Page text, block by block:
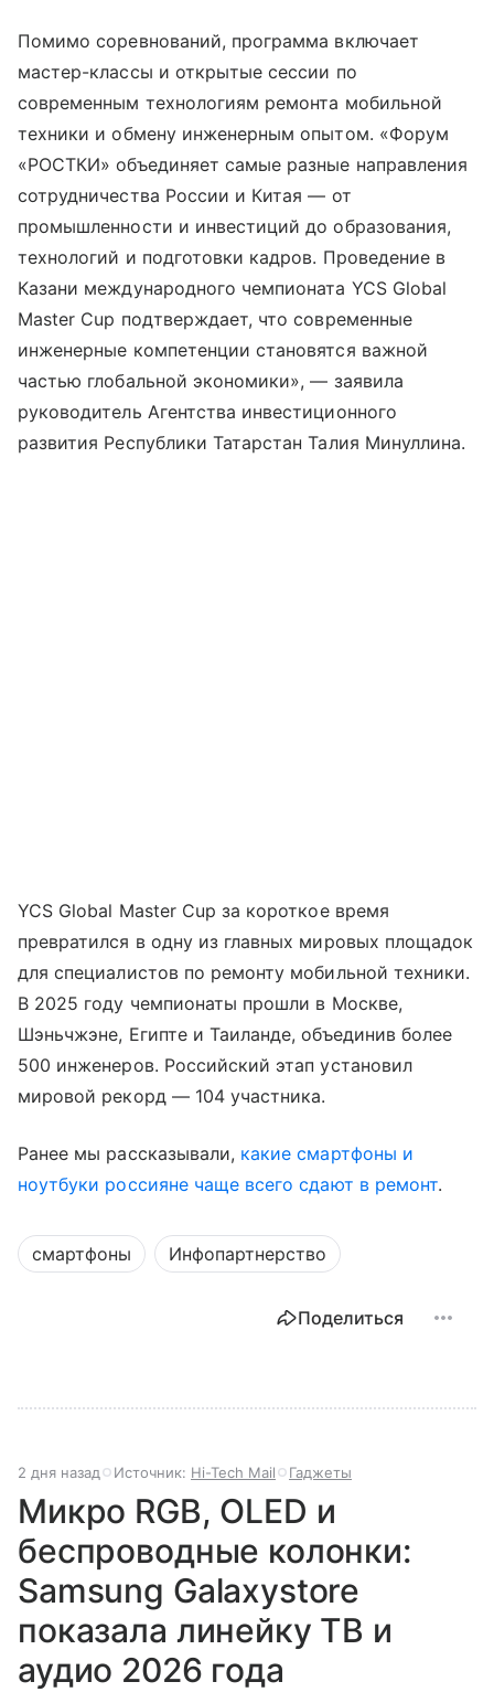
Помимо соревнований, программа включает
мастер-классы и открытые сессии по
современным технологиям ремонта мобильной
техники и обмену инженерным опытом. «Форум
«РОСТКИ» объединяет самые разные направления
сотрудничества России и Китая — от
промышленности и инвестиций до образования,
технологий и подготовки кадров. Проведение в
Казани международного чемпионата YCS Global
Master Cup подтверждает, что современные
инженерные компетенции становятся важной
частью глобальной экономики», — заявила
руководитель Агентства инвестиционного
развития Республики Татарстан Талия Минуллина.
YCS Global Master Cup за короткое время
превратился в одну из главных мировых площадок
для специалистов по ремонту мобильной техники.
В 2025 году чемпионаты прошли в Москве,
Шэньчжэне, Египте и Таиланде, объединив более
500 инженеров. Российский этап установил
мировой рекорд — 104 участника.
Ранее мы рассказывали, какие смартфоны и
ноутбуки россияне чаще всего сдают в ремонт.
смартфоны Инфопартнерство
Поделиться
2 дня назад Источник: Hi-Tech Mail Гаджеты
Микро RGB, OLED и
беспроводные колонки:
Samsung Galaxystore
показала линейку ТВ и
аудио 2026 года